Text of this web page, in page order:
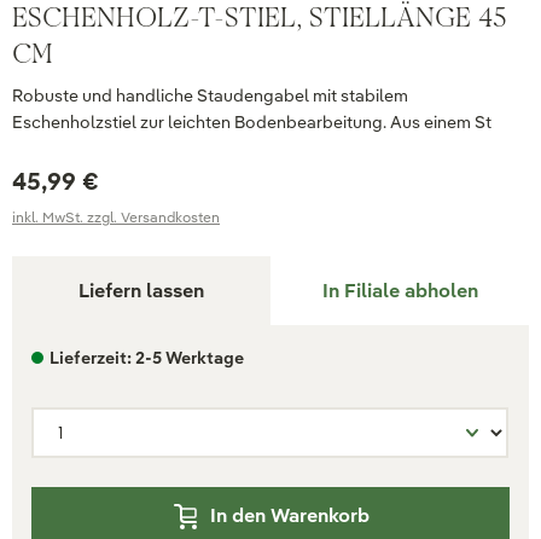
ESCHENHOLZ-T-STIEL, STIELLÄNGE 45
CM
Robuste und handliche Staudengabel mit stabilem
Eschenholzstiel zur leichten Bodenbearbeitung. Aus einem St
45,99 €
inkl. MwSt. zzgl. Versandkosten
Liefern lassen In Filiale abholen
Lieferzeit: 2-5 Werktage
In den Warenkorb